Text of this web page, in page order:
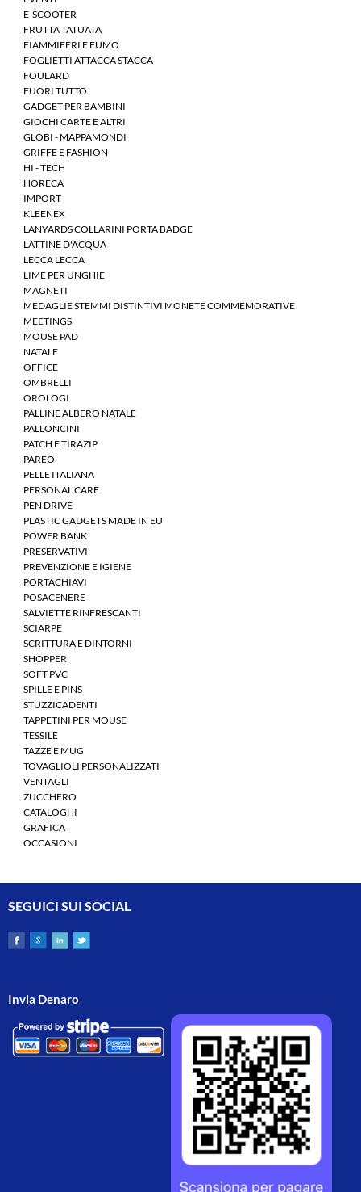
E-SCOOTER
FRUTTA TATUATA
FIAMMIFERI E FUMO
FOGLIETTI ATTACCA STACCA
FOULARD
FUORI TUTTO
GADGET PER BAMBINI
GIOCHI CARTE E ALTRI
GLOBI - MAPPAMONDI
GRIFFE E FASHION
HI - TECH
HORECA
IMPORT
KLEENEX
LANYARDS COLLARINI PORTA BADGE
LATTINE D'ACQUA
LECCA LECCA
LIME PER UNGHIE
MAGNETI
MEDAGLIE STEMMI DISTINTIVI MONETE COMMEMORATIVE
MEETINGS
MOUSE PAD
NATALE
OFFICE
OMBRELLI
OROLOGI
PALLINE ALBERO NATALE
PALLONCINI
PATCH E TIRAZIP
PAREO
PELLE ITALIANA
PERSONAL CARE
PEN DRIVE
PLASTIC GADGETS MADE IN EU
POWER BANK
PRESERVATIVI
PREVENZIONE E IGIENE
PORTACHIAVI
POSACENERE
SALVIETTE RINFRESCANTI
SCIARPE
SCRITTURA E DINTORNI
SHOPPER
SOFT PVC
SPILLE E PINS
STUZZICADENTI
TAPPETINI PER MOUSE
TESSILE
TAZZE E MUG
TOVAGLIOLI PERSONALIZZATI
VENTAGLI
ZUCCHERO
CATALOGHI
GRAFICA
OCCASIONI
SEGUICI SUI SOCIAL
Invia Denaro